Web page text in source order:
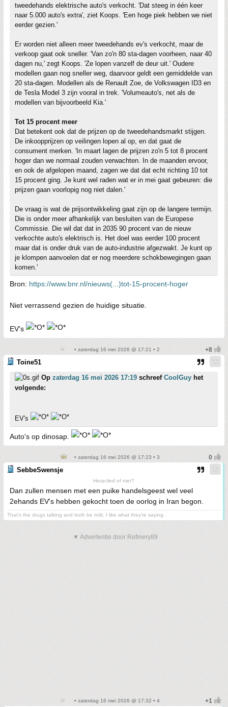
tweedehands elektrische auto's verkocht. 'Dat steeg in één keer
naar 5.000 auto's extra', ziet Koops. 'Een hoge piek hebben we niet
eerder gezien.'
Er worden niet alleen meer tweedehands ev's verkocht, maar de
verkoop gaat ook sneller. 'Van zo'n 80 sta-dagen voorheen, naar 40
dagen nu,' zegt Koops. 'Ze lopen vanzelf de deur uit.' Oudere
modellen gaan nog sneller weg, daarvoor geldt een gemiddelde van
20 sta-dagen. Modellen als de Renault Zoe, de Volkswagen ID3 en
de Tesla Model 3 zijn vooral in trek. 'Volumeauto's, net als de
modellen van bijvoorbeeld Kia.'
Tot 15 procent meer
Dat betekent ook dat de prijzen op de tweedehandsmarkt stijgen.
De inkoopprijzen op veilingen lopen al op, en dat gaat de
consument merken. 'In maart lagen de prijzen zo'n 5 tot 8 procent
hoger dan we normaal zouden verwachten. In de maanden ervoor,
en ook de afgelopen maand, zagen we dat dat echt richting 10 tot
15 procent ging. Je kunt wel raden wat er in mei gaat gebeuren: die
prijzen gaan voorlopig nog niet dalen.'
De vraag is wat de prijsontwikkeling gaat zijn op de langere termijn.
Die is onder meer afhankelijk van besluiten van de Europese
Commissie. Die wil dat dat in 2035 90 procent van de nieuw
verkochte auto's elektrisch is. Het doel was eerder 100 procent
maar dat is onder druk van de auto-industrie afgezwakt. Je kunt op
je klompen aanvoelen dat er nog meerdere schokbewegingen gaan
komen.'
Bron: https://www.bnr.nl/nieuws(...)tot-15-procent-hoger
Niet verrassend gezien de huidige situatie.
EV's
• zaterdag 16 mei 2026 @ 17:21 • 2
Toine51
Op zaterdag 16 mei 2026 17:19 schreef CoolGuy het
volgende:
EV's
Auto's op dinosap.
• zaterdag 16 mei 2026 @ 17:23 • 3
SebbeSwensje
Heraclied of niet?
Dan zullen mensen met een puike handelsgeest wel veel
2ehands EV's hebben gekocht toen de oorlog in Iran begon.
That's the drugs talking and truth be told, I like what they're saying.
▼ Advertentie door Refinery89
• zaterdag 16 mei 2026 @ 17:32 • 4